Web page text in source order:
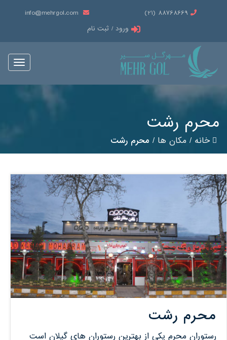
88768669 (21)
info@mehrgol.com
ورود / ثبت نام
Toggle
محرم رشت
خانه/ مکان ها/ محرم رشت
محرم رشت
رستوران محرم یکی از بهترین رستوران های گیلان است